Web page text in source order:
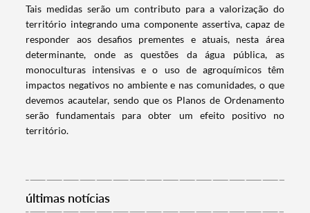
Filtros
Tais medidas serão um contributo para a valorização do
território integrando uma componente assertiva, capaz de
responder aos desafios prementes e atuais, nesta área
determinante, onde as questões da água pública, as
monoculturas intensivas e o uso de agroquímicos têm
impactos negativos no ambiente e nas comunidades, o que
devemos acautelar, sendo que os Planos de Ordenamento
serão fundamentais para obter um efeito positivo no
território.
últimas notícias